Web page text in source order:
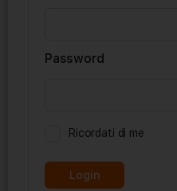
Password
Ricordati di me